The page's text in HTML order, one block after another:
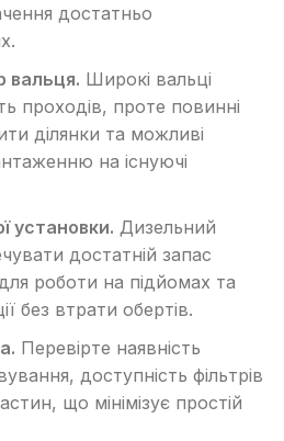
достатньо
вальця. Широкі вальці
проходів, проте повинні
ділянки та можливі
на існуючі
установки. Дизельний
достатній запас
роботи на підйомах та
без втрати обертів.
Перевірте наявність
доступність фільтрів
що мінімізує простій